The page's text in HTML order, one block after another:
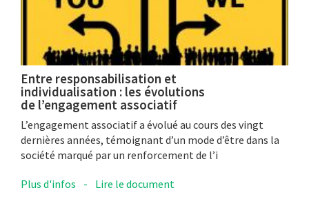
Entre responsabilisation et
individualisation : les évolutions
de l’engagement associatif
L’engagement associatif a évolué au cours des vingt
dernières années, témoignant d’un mode d’être dans la
société marqué par un renforcement de l’i
Plus d'infos - Lire le document